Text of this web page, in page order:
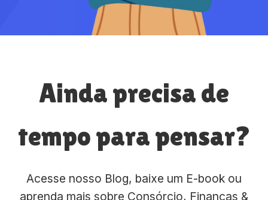
Ainda precisa de
tempo para pensar?
Acesse nosso Blog, baixe um E-book ou
aprenda mais sobre Consórcio, Finanças &